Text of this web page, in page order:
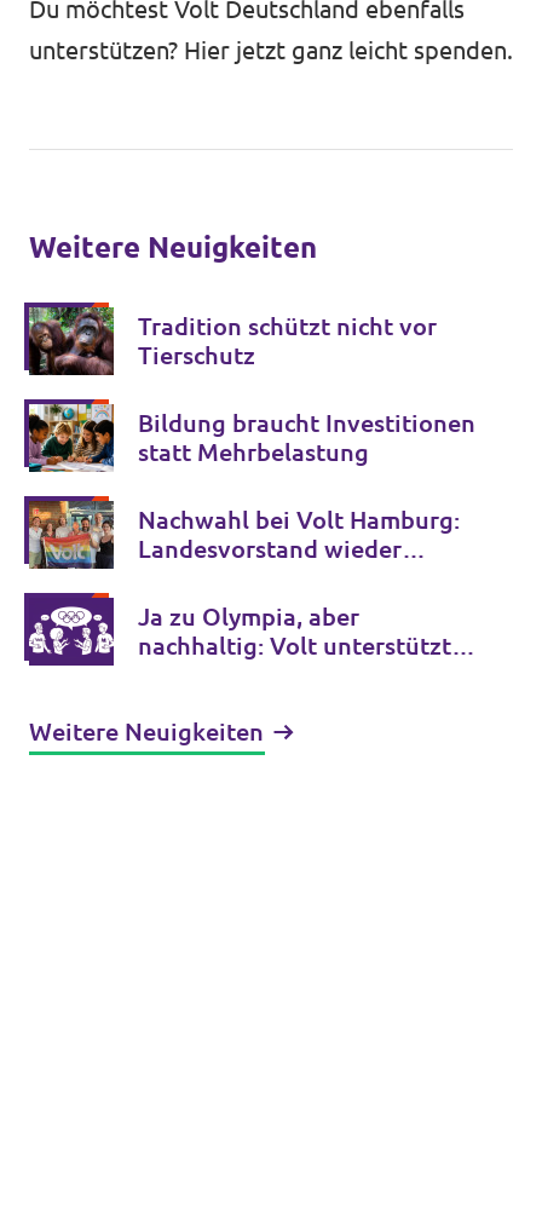
Du möchtest Volt Deutschland ebenfalls
unterstützen? Hier jetzt ganz leicht spenden.
Weitere Neuigkeiten
Tradition schützt nicht vor
Tierschutz
Bildung braucht Investitionen
statt Mehrbelastung
Nachwahl bei Volt Hamburg:
Landesvorstand wieder
Ja zu Olympia, aber
nachhaltig: Volt unterstützt
Weitere Neuigkeiten